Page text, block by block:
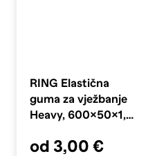
RING Elastična
guma za vježbanje
Heavy, 600×50×1,2
od 3,00 €